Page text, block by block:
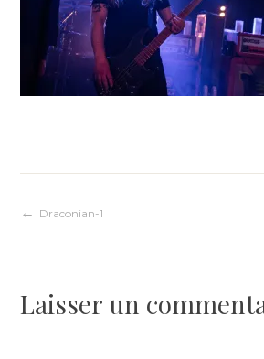
Navigation
l’article
Draconian-1
Laisser un